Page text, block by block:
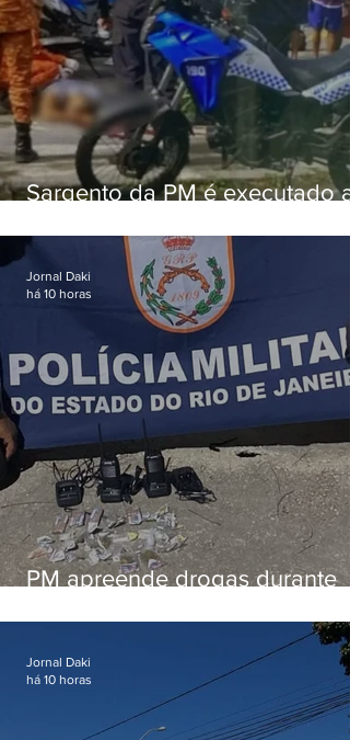
Sargento da PM é executado a
em Vaz Lobo
PM apreende drogas durante
Jornal Daki
há 10 horas
Jornal Daki
há 10 horas